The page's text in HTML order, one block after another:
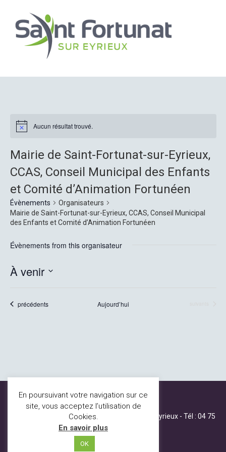
Aucun résultat trouvé.
Mairie de Saint-Fortunat-sur-Eyrieux,
CCAS, Conseil Municipal des Enfants
et Comité d’Animation Fortunéen
Évènements
Organisateurs
Mairie de Saint-Fortunat-sur-Eyrieux, CCAS, Conseil Municipal
des Enfants et Comité d’Animation Fortunéen
Évènements from this organisateur
À venir
date.Évènements
précédents Aujourd’hui
80 B, allée de la mairie, 07360 St Fortunat sur Eyrieux - Tél : 04 75
65 23 96-Mentions légales
Données Personnelles
En poursuivant votre navigation sur ce
site, vous acceptez l’utilisation de
Cookies.
En savoir plus
OK